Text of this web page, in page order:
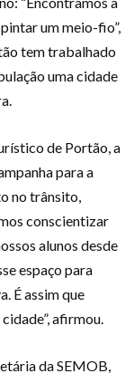
um meio-fio”,
tem trabalhado
uma cidade
de Portão, a
para a
no trânsito,
conscientizar
alunos desde
espaço para
É assim que
afirmou.
da SEMOB,